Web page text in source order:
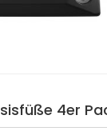
4er